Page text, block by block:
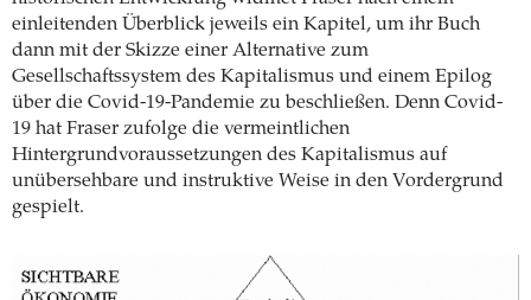
einleitenden Überblick jeweils ein Kapitel, um ihr Buch
dann mit der Skizze einer Alternative zum
Gesellschaftssystem des Kapitalismus und einem Epilog
über die Covid-19-Pandemie zu beschließen. Denn Covid-
19 hat Fraser zufolge die vermeintlichen
Hintergrundvoraussetzungen des Kapitalismus auf
unübersehbare und instruktive Weise in den Vordergrund
gespielt.